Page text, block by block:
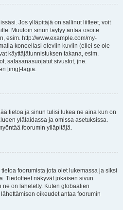
Jos ylläpitäjä on sallinut liitteet, voit
Muutoin sinun täytyy antaa osoite
esim. http://www.example.com/my-
koneellasi oleviin kuviin (ellei se ole
käyttäjätunnistuksen takana, esim.
salasanasuojatut sivustot, jne.
[img]-tagia.
tietoa ja sinun tulisi lukea ne aina kun on
ylälaidassa ja omissa asetuksissa.
foorumin ylläpitäjä.
foorumista jota olet lukemassa ja siksi
Tiedotteet näkyvät jokaisen sivun
on lähetetty. Kuten globaalien
oikeudet antaa foorumin